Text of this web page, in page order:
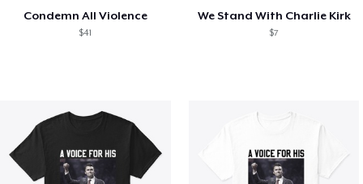
Condemn All Violence
$41
We Stand With Charlie Kirk
$7